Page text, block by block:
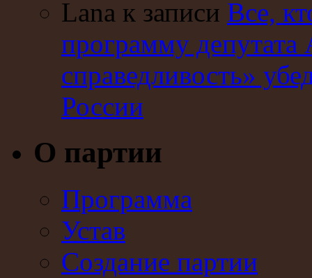
Lana к записи Все,
программу
справедливость»
России
О партии
Программа
Устав
Создание партии